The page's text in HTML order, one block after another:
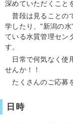
深めていただくこと
普段は見ることの
学したり、"新潟の
ている水質管理セン
す。
日常で何気なく使
せんか！！
たくさんのご応募
日時